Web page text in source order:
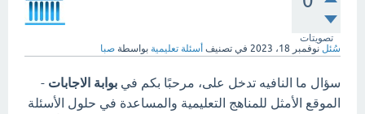
تصويتات
سُئل نوفمبر 18، 2023 في تصنيف أسئلة تعليمية بواسطة صبا
سؤال ما النافيه تدخل على، مرحبًا بكم في بوابة الاجابات -
الموقع الأمثل للمناهج التعليمية والمساعدة في حلول الأسئلة